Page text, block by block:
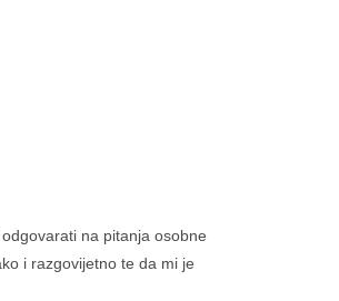
na pitanja osobne
i razgovijetno te da mi je